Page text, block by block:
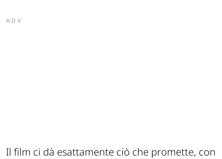
ADV
Il film ci dà esattamente ciò che promette, con